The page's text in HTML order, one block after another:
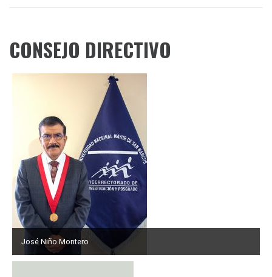
CONSEJO DIRECTIVO
José Niño Montero